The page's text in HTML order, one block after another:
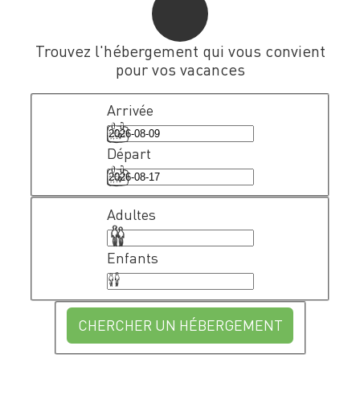
Trouvez l'hébergement qui vous convient
pour vos vacances
Arrivée
Départ
Adultes
Enfants
CHERCHER UN HÉBERGEMENT